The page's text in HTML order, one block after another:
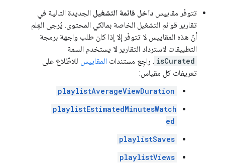
تتوفّر مقاييس داخل قائمة التشغيل الجديدة التالية في
تقارير قوائم التشغيل الخاصة بمالكي المحتوى. يُرجى العِلم
أنّ هذه المقاييس لا تتوفّر إلا إذا كان طلب واجهة برمجة
التطبيقات لاسترداد التقاريرلا يستخدم السمة
isCurated . راجِع مستندات المقاييس للاطّلاع على
تعريفات كل مقياس:
playlistAverageViewDuration
playlistEstimatedMinutesWatch
ed
playlistSaves
playlistViews